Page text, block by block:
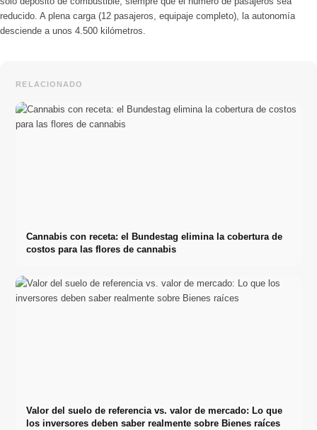
reducido. A plena carga (12 pasajeros, equipaje completo), la autonomía
desciende a unos 4.500 kilómetros.
RELACIONADO
Cannabis con receta: el Bundestag elimina la cobertura de
costos para las flores de cannabis
Valor del suelo de referencia vs. valor de mercado: Lo que
los inversores deben saber realmente sobre Bienes raíces